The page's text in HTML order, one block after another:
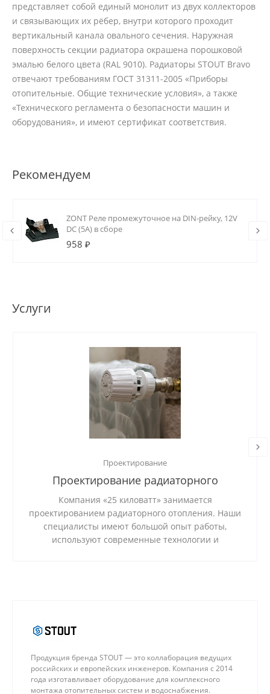
представляет собой единый монолит из двух коллекторов
и связывающих их рёбер, внутри которого проходит
вертикальный канала овального сечения. Наружная
поверхность секции радиатора окрашена порошковой
эмалью белого цвета (RAL 9010). Радиаторы STOUT Bravo
отвечают требованиям ГОСТ 31311-2005 «Приборы
отопительные. Общие технические условия», а также
«Технического регламента о безопасности машин и
оборудования», и имеют сертификат соответствия.
Рекомендуем
ZONT Реле промежуточное на DIN-рейку, 12V
DC (5А) в сборе
958 ₽
Услуги
Проектирование
Проектирование радиаторного
отопления
Компания «25 киловатт» занимается
проектированием радиаторного отопления. Наши
специалисты имеют большой опыт работы,
используют современные технологии и
Продукция бренда STOUT — это коллаборация ведущих
российских и европейских инженеров. Компания с 2014
года изготавливает оборудование для комплексного
монтажа отопительных систем и водоснабжения.